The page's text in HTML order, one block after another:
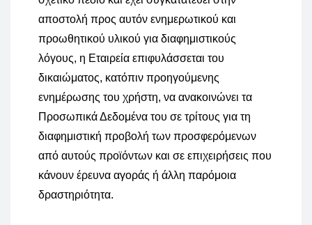
αποστολή προς αυτόν ενημερωτικού και
προωθητικού υλικού για διαφημιστικούς
λόγους, η Εταιρεία επιφυλάσσεται του
δικαιώματος, κατόπιν προηγούμενης
ενημέρωσης του χρήστη, να ανακοινώνει τα
Προσωπικά Δεδομένα του σε τρίτους για τη
διαφημιστική προβολή των προσφερόμενων
από αυτούς προϊόντων και σε επιχειρήσεις που
κάνουν έρευνα αγοράς ή άλλη παρόμοια
δραστηριότητα.